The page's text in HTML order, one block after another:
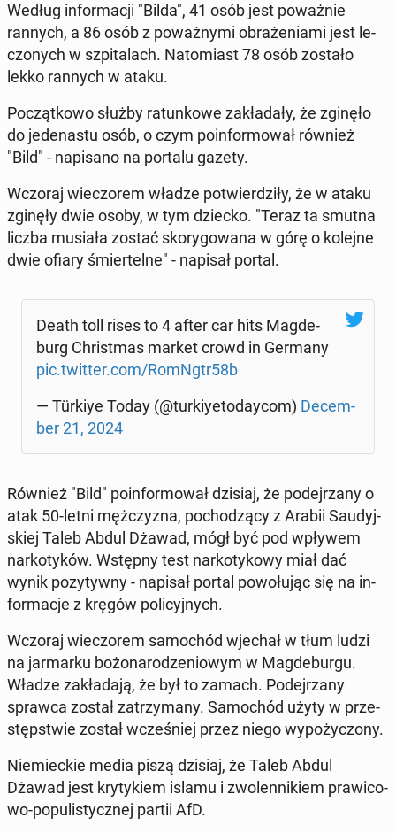
Według in­for­ma­cji "Bilda", 41 osób jest po­waż­nie
rannych, a 86 osób z po­waż­ny­mi ob­ra­że­nia­mi jest le­
czo­nych w szpi­ta­lach. Na­to­miast 78 osób zostało
lekko rannych w ataku.
Po­cząt­ko­wo służby ra­tun­ko­we za­kła­da­ły, że zginęło
do je­de­na­stu osób, o czym po­in­for­mo­wał również
"Bild" - na­pi­sa­no na portalu gazety.
Wczoraj wie­czo­rem władze po­twier­dzi­ły, że w ataku
zginęły dwie osoby, w tym dziecko. "Teraz ta smutna
liczba musiała zostać sko­ry­go­wa­na w górę o kolejne
dwie ofiary śmier­tel­ne" - napisał portal.
Death toll rises to 4 after car hits Mag­de­
burg Chri­st­mas market crowd in Germany
pic.twitter.com/RomNgtr58b
— Türkiye Today (@tur­kiy­eto­day­com) De­cem­
ber 21, 2024
Również "Bild" po­in­for­mo­wał dzisiaj, że po­dej­rza­ny o
atak 50-letni męż­czy­zna, po­cho­dzą­cy z Arabii Sau­dyj­
skiej Taleb Abdul Dżawad, mógł być pod wpływem
nar­ko­ty­ków. Wstępny test nar­ko­ty­ko­wy miał dać
wynik po­zy­tyw­ny - napisał portal po­wo­łu­jąc się na in­
for­ma­cje z kręgów po­li­cyj­nych.
Wczoraj wie­czo­rem sa­mo­chód wjechał w tłum ludzi
na jar­mar­ku bo­żo­na­ro­dze­nio­wym w Mag­de­bur­gu.
Władze za­kła­da­ją, że był to zamach. Po­dej­rza­ny
sprawca został za­trzy­ma­ny. Sa­mo­chód użyty w prze­
stęp­stwie został wcze­śniej przez niego wy­po­ży­czo­ny.
Nie­miec­kie media piszą dzisiaj, że Taleb Abdul
Dżawad jest kry­ty­kiem islamu i zwo­len­ni­kiem pra­wi­co­
wo-po­pu­li­stycz­nej partii AfD.